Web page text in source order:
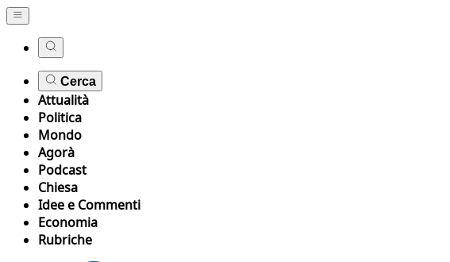
Cerca
Attualità
Politica
Mondo
Agorà
Podcast
Chiesa
Idee e Commenti
Economia
Rubriche